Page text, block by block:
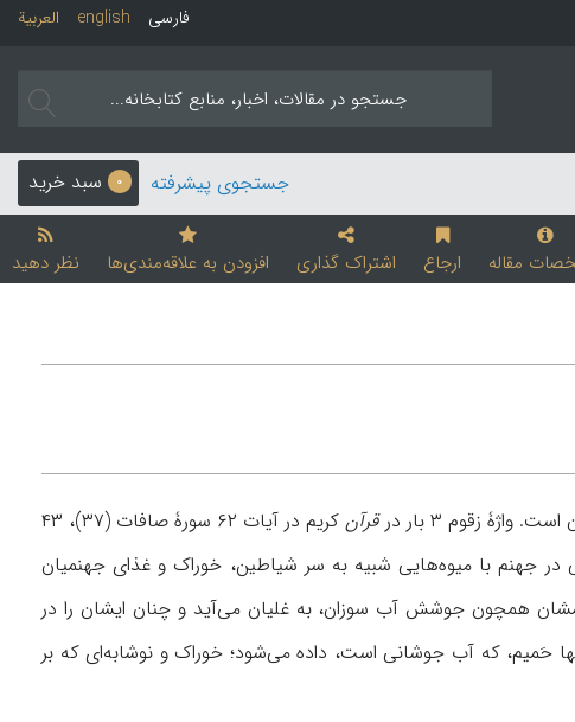
العربیة english فارسی
0 سبد خرید جستجوی پیشرفته
مقاله ارجاع اشتراک گذاری افزودن به علاقه‌مندی‌ها نظر دهید
زقوم ۳ بار در قرآن
کريم در آيات ۶۲ سورۀ صافات (۳۷)، ۴۳
آيات، زقوم درختی در جهنم با ميوه‌هايی شبيه به سر شياطين، خوراک و غذای جهنميان
همچون جوشش آب سوزان، به غليان می‌آيد و چنان ايشان را در
حَميم، که آب جوشانی است، داده می‌شود؛ خوراک و نوشابه‌ای که بر